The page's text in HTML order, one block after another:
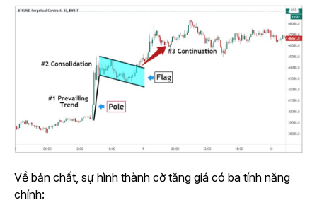
Về bản chất, sự hình thành cờ tăng giá có ba tính năng
chính: